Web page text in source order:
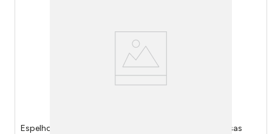
Espelho Redondo Acrilico Com Ampliacao 5x E Ventosas